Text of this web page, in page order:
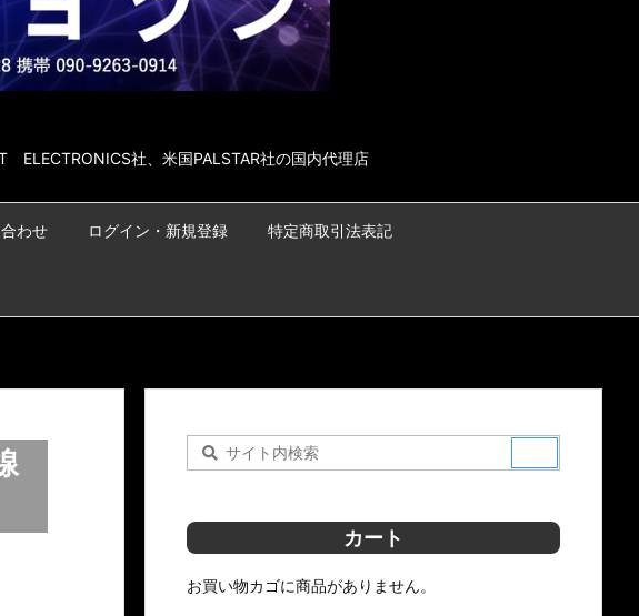
ELECTRONICS社、米国PALSTAR社の国内代理店
わせ ログイン・新規登録 特定商取引法表記
カート
お買い物カゴに商品がありません。